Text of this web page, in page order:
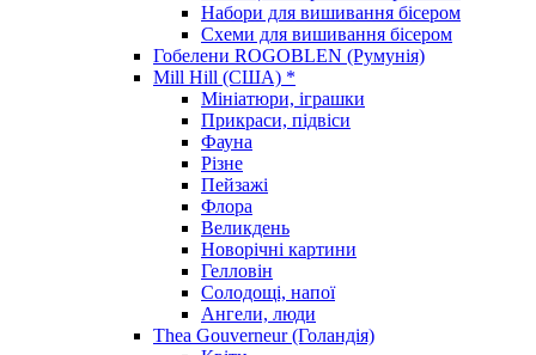
Набори для вишивання бісером
Схеми для вишивання бісером
Гобелени ROGOBLEN (Румунія)
Mill Hill (США) *
Мініатюри, іграшки
Прикраси, підвіси
Фауна
Різне
Пейзажі
Флора
Великдень
Новорічні картини
Гелловін
Солодощі, напої
Ангели, люди
Thea Gouverneur (Голандія)